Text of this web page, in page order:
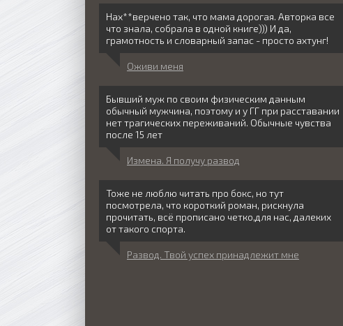
Нах**верчено так, что мама дорогая. Авторка все
что знала, собрала в одной книге))) И да,
грамотность и словарный запас - просто ахтунг!
Оживи меня
Бывший муж по своим физическим данным
обычный мужчина, поэтому и у ГГ при расставании
нет трагических переживаний. Обычные чувства
после 15 лет
Измена. Я получу развод
Тоже не люблю читать про бокс, но тут
посмотрела, что короткий роман, рискнула
прочитать, всё прописано четко,для нас, далеких
от такого спорта.
Развод. Твой успех принадлежит мне